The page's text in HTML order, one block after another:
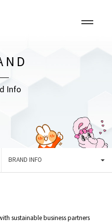
Info
BRAND INFO
sustainable business partners